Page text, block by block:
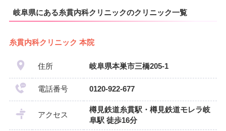
岐阜県にある糸貫内科クリニックのクリニック一覧
糸貫内科クリニック 本院
住所 岐阜県本巣市三橋205-1
電話番号 0120-922-677
アクセス
樽見鉄道糸貫駅・樽見鉄道モレラ岐
阜駅 徒歩16分